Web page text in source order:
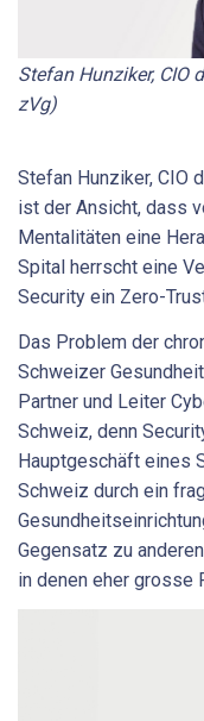
Stefan Hunziker, CIO
zVg)
Stefan Hunziker, CIO
ist der Ansicht, dass
Mentalitäten eine
Spital herrscht eine
Security ein Zero-
Das Problem der
Schweizer
Partner und Leiter
Schweiz, denn
Hauptgeschäft eines
Schweiz durch ein
Gegensatz zu
in denen eher grosse